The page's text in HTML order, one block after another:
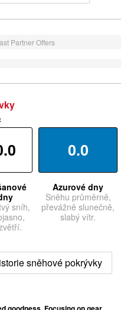
Partner Offers
sníh,
0.0
Azurové dny
Sněhu průměrně,
převážně slunečně,
slabý vítr.
sněhové pokrývky